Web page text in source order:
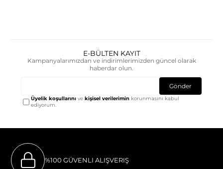
E-BÜLTEN KAYIT
Kampanyalarımızdan ve indirimlerimizden güncel olarak
haberdar olun.
Gönder
Üyelik koşullarını vekişisel verilerimin korunmasını kabul
ediyorum.
%100 GÜVENLI ALIŞVERIŞ